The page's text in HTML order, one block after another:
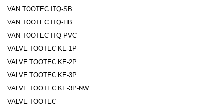
VAN TOOTEC ITQ-SB
VAN TOOTEC ITQ-HB
VAN TOOTEC ITQ-PVC
VALVE TOOTEC KE-1P
VALVE TOOTEC KE-2P
VALVE TOOTEC KE-3P
VALVE TOOTEC KE-3P-NW
VALVE TOOTEC